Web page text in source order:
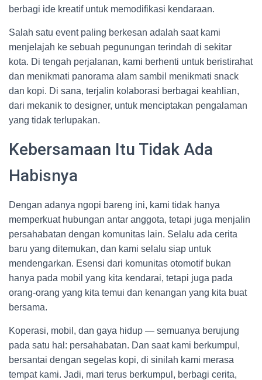
berbagi ide kreatif untuk memodifikasi kendaraan.
Salah satu event paling berkesan adalah saat kami
menjelajah ke sebuah pegunungan terindah di sekitar
kota. Di tengah perjalanan, kami berhenti untuk beristirahat
dan menikmati panorama alam sambil menikmati snack
dan kopi. Di sana, terjalin kolaborasi berbagai keahlian,
dari mekanik to designer, untuk menciptakan pengalaman
yang tidak terlupakan.
Kebersamaan Itu Tidak Ada
Habisnya
Dengan adanya ngopi bareng ini, kami tidak hanya
memperkuat hubungan antar anggota, tetapi juga menjalin
persahabatan dengan komunitas lain. Selalu ada cerita
baru yang ditemukan, dan kami selalu siap untuk
mendengarkan. Esensi dari komunitas otomotif bukan
hanya pada mobil yang kita kendarai, tetapi juga pada
orang-orang yang kita temui dan kenangan yang kita buat
bersama.
Koperasi, mobil, dan gaya hidup — semuanya berujung
pada satu hal: persahabatan. Dan saat kami berkumpul,
bersantai dengan segelas kopi, di sinilah kami merasa
tempat kami. Jadi, mari terus berkumpul, berbagi cerita,